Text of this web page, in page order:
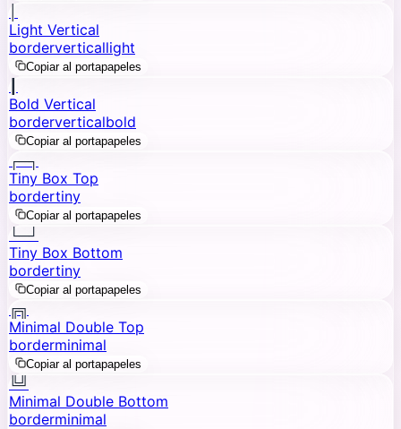
Light Vertical
borderverticallight
Copiar al portapapeles
Bold Vertical
borderverticalbold
Copiar al portapapeles
┌─┐
Tiny Box Top
bordertiny
Copiar al portapapeles
└─┘
Tiny Box Bottom
bordertiny
Copiar al portapapeles
╔╗
Minimal Double Top
borderminimal
Copiar al portapapeles
╚╝
Minimal Double Bottom
borderminimal